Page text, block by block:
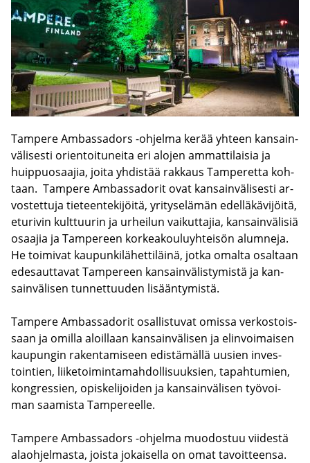
Tam­pe­re Am­bas­sa­dors -​ohjelma kerää yh­teen kan­sain­
vä­li­ses­ti orien­toi­tu­nei­ta eri alo­jen am­mat­ti­lai­sia ja
huip­puo­saa­jia, joita yh­dis­tää rak­kaus Tam­pe­ret­ta koh­
taan. Tam­pe­re Am­bas­sa­do­rit ovat kan­sain­vä­li­ses­ti ar­
vos­tet­tu­ja tie­teen­te­ki­jöi­tä, yri­ty­se­lä­män edel­lä­kä­vi­jöi­tä,
etu­ri­vin kult­tuu­rin ja ur­hei­lun vai­kut­ta­jia, kan­sain­vä­li­siä
osaa­jia ja Tam­pe­reen kor­kea­kou­lu­yh­tei­sön alum­ne­ja.
He toi­mi­vat kau­pun­ki­lä­het­ti­läi­nä, jotka omal­ta osal­taan
ede­saut­ta­vat Tam­pe­reen kan­sain­vä­lis­ty­mis­tä ja kan­
sain­vä­li­sen tun­net­tuu­den li­sään­ty­mis­tä.
Tam­pe­re Am­bas­sa­do­rit osal­lis­tu­vat omis­sa ver­kos­tois­
saan ja omil­la aloil­laan kan­sain­vä­li­sen ja elin­voi­mai­sen
kau­pun­gin ra­ken­ta­mi­seen edis­tä­mäl­lä uusien in­ves­
toin­tien, lii­ke­toi­min­ta­mah­dol­li­suuk­sien, ta­pah­tu­mien,
kongres­sien, opis­ke­li­joi­den ja kan­sain­vä­li­sen työ­voi­
man saa­mis­ta Tam­pe­reel­le.
Tam­pe­re Am­bas­sa­dors -​ohjelma muo­dos­tuu vii­des­tä
alaoh­jel­mas­ta, jois­ta jo­kai­sel­la on omat ta­voit­teen­sa.